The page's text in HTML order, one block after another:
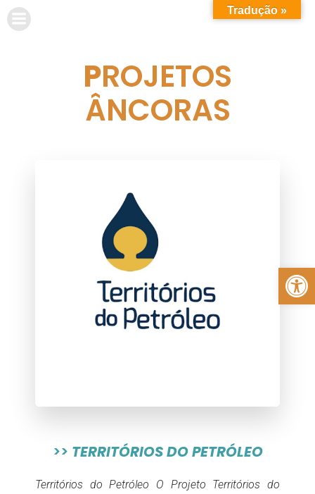
Abrir a barra de ferramentas
PROJETOS
ÂNCORAS
>> TERRITÓRIOS DO PETRÓLEO
Territórios do Petróleo O Projeto Territórios do
Tradução »